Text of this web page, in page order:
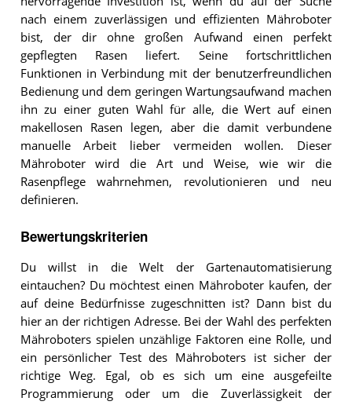
nach einem zuverlässigen und effizienten Mähroboter
bist, der dir ohne großen Aufwand einen perfekt
gepflegten Rasen liefert. Seine fortschrittlichen
Funktionen in Verbindung mit der benutzerfreundlichen
Bedienung und dem geringen Wartungsaufwand machen
ihn zu einer guten Wahl für alle, die Wert auf einen
makellosen Rasen legen, aber die damit verbundene
manuelle Arbeit lieber vermeiden wollen. Dieser
Mähroboter wird die Art und Weise, wie wir die
Rasenpflege wahrnehmen, revolutionieren und neu
definieren.
Bewertungskriterien
Du willst in die Welt der Gartenautomatisierung
eintauchen? Du möchtest einen Mähroboter kaufen, der
auf deine Bedürfnisse zugeschnitten ist? Dann bist du
hier an der richtigen Adresse. Bei der Wahl des perfekten
Mähroboters spielen unzählige Faktoren eine Rolle, und
ein persönlicher Test des Mähroboters ist sicher der
richtige Weg. Egal, ob es sich um eine ausgefeilte
Programmierung oder um die Zuverlässigkeit der